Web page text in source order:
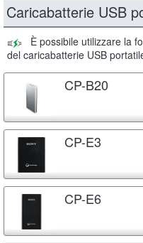
Caricabatterie USB
È possibile utilizzare la
del caricabatterie USB
CP-B20
CP-E3
CP-E6